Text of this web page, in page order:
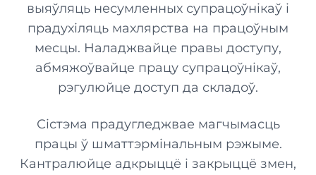
POS-тэрмінал
Продажы, друк чэкаў, аперацыі з наяўнымі
Складскі ўлік
Паступленні, спісанні і інвентарызацыя
ABC-аналіз, рух прадукцыі, справаздачы
Бяспека
Сталовая
Піцэрыя
Сушы-бар
Фастфуд
Блог
Найбольш карысная інфармацыя ў адным месцы
выяўляць несумленных супрацоўнікаў і
прадухіляць махлярства на працоўным
месцы. Наладжвайце правы доступу,
абмяжоўвайце працу супрацоўнікаў,
рэгулюйце доступ да складоў.
Сістэма прадугледжвае магчымасць
працы ў шматтэрмінальным рэжыме.
Кантралюйце адкрыццё і закрыццё змен,